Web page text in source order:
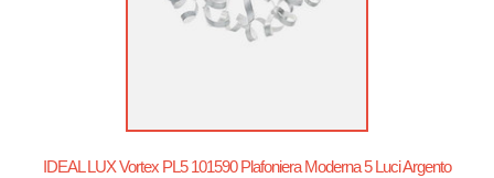
IDEAL LUX Vortex PL5 101590 Plafoniera Moderna 5 Luci Argento